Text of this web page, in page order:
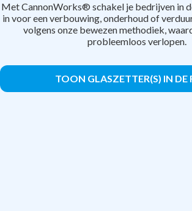
Met CannonWorks® schakel je bedrijven in
in voor een verbouwing, onderhoud of
volgens onze bewezen methodiek,
probleemloos verlopen.
TOON GLASZETTER(S) IN DE